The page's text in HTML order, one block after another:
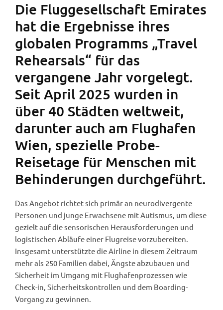
Die Fluggesellschaft Emirates
hat die Ergebnisse ihres
globalen Programms „Travel
Rehearsals“ für das
vergangene Jahr vorgelegt.
Seit April 2025 wurden in
über 40 Städten weltweit,
darunter auch am Flughafen
Wien, spezielle Probe-
Reisetage für Menschen mit
Behinderungen durchgeführt.
Das Angebot richtet sich primär an neurodivergente
Personen und junge Erwachsene mit Autismus, um diese
gezielt auf die sensorischen Herausforderungen und
logistischen Abläufe einer Flugreise vorzubereiten.
Insgesamt unterstützte die Airline in diesem Zeitraum
mehr als 250 Familien dabei, Ängste abzubauen und
Sicherheit im Umgang mit Flughafenprozessen wie
Check-in, Sicherheitskontrollen und dem Boarding-
Vorgang zu gewinnen.